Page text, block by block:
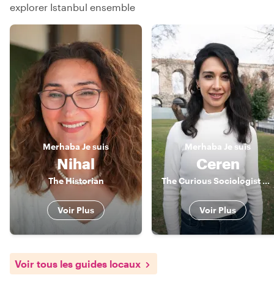
explorer Istanbul ensemble
MerhabaJe suis
Nihal
The Historian
Voir Plus
Merhaba Je suis
Ceren
The Curious Sociologist & Actor
Voir Plus
Voir tous les guides locaux